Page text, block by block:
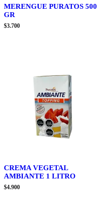
MERENGUE PURATOS 500
GR
$3.700
CREMA VEGETAL
AMBIANTE 1 LITRO
$4.900